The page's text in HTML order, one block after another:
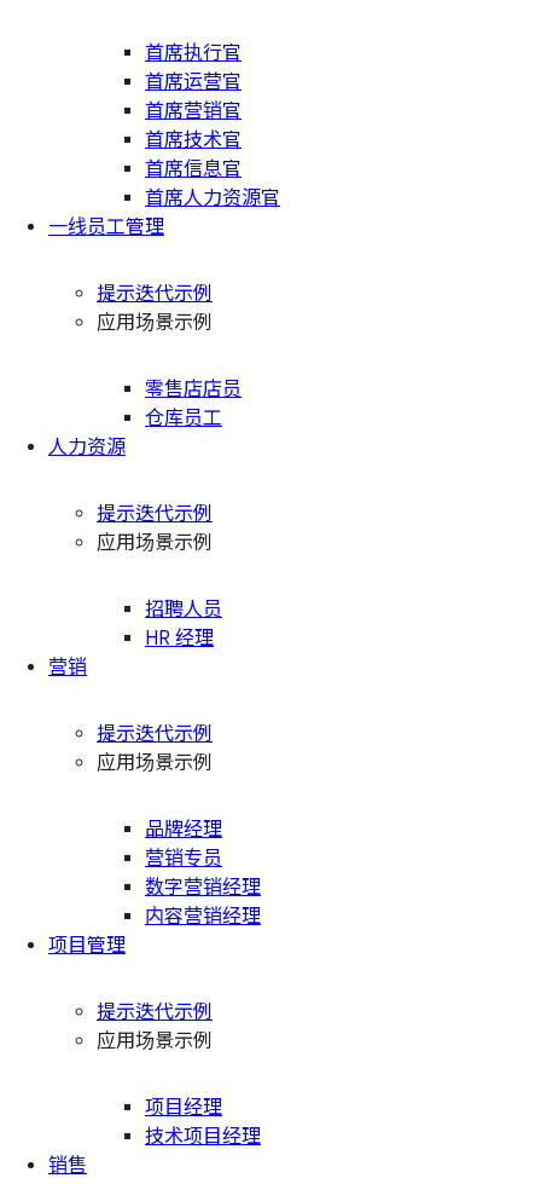
首席执行官
首席运营官
首席营销官
首席技术官
首席信息官
首席人力资源官
一线员工管理
提示迭代示例
应用场景示例
零售店店员
仓库员工
人力资源
提示迭代示例
应用场景示例
招聘人员
HR 经理
营销
提示迭代示例
应用场景示例
品牌经理
营销专员
数字营销经理
内容营销经理
项目管理
提示迭代示例
应用场景示例
项目经理
技术项目经理
销售